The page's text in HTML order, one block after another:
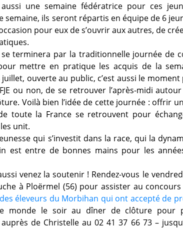
aussi une semaine fédératrice pour ces
semaine, ils seront répartis en équipe de 6
pour eux de s’ouvrir aux autres, de
se terminera par la traditionnelle journée de
mettre en pratique les acquis de la
ouverte au public, c’est aussi le moment
ou non, de se retrouver l’après-midi
Voilà bien l’idée de cette journée : offrir
toute la France se retrouvent pour
unit.
qui s’investit dans la race, qui la
est entre de bonnes mains pour les
venez la soutenir ! Rendez-vous le
à Ploërmel (56) pour assister au concours
éleveurs du Morbihan qui ont accepté de
monde le soir au dîner de clôture pour
de Christelle au 02 41 37 66 73 –